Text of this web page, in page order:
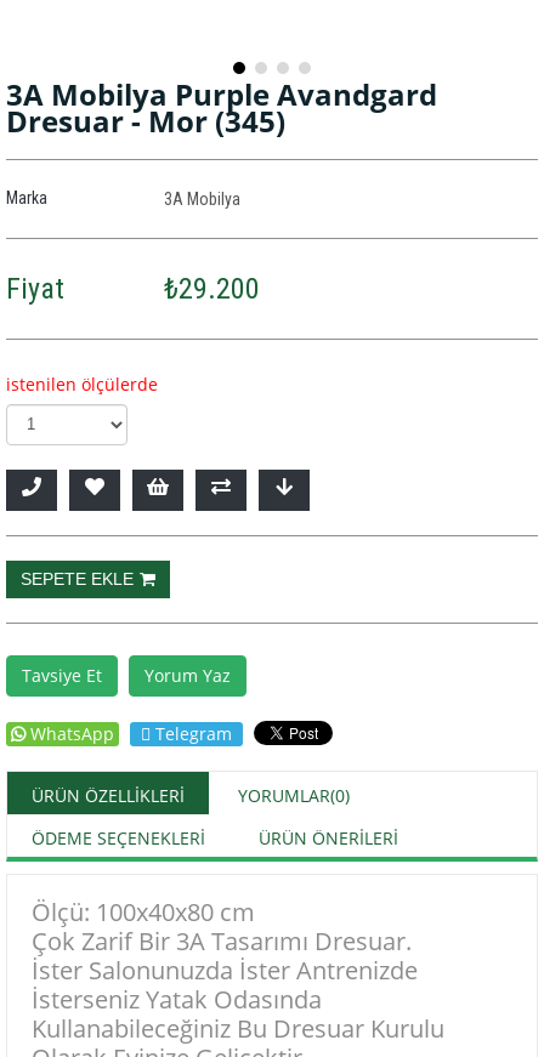
3A Mobilya Purple Avandgard
Dresuar - Mor (345)
Marka 3A Mobilya
Fiyat ₺29.200
istenilen ölçülerde
Tavsiye Et Yorum Yaz
WhatsApp Telegram
ÜRÜN ÖZELLIKLERI YORUMLAR(0)
ÖDEME SEÇENEKLERI
ÜRÜN ÖNERILERI
Ölçü: 100x40x80 cm
Çok Zarif Bir 3A Tasarımı Dresuar.
İster Salonunuzda İster Antrenizde
İsterseniz Yatak Odasında
Kullanabileceğiniz Bu Dresuar Kurulu